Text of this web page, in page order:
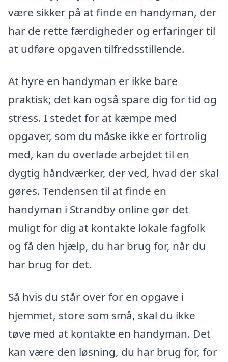
være sikker på at finde en handyman, der
har de rette færdigheder og erfaringer til
at udføre opgaven tilfredsstillende.
At hyre en handyman er ikke bare
praktisk; det kan også spare dig for tid og
stress. I stedet for at kæmpe med
opgaver, som du måske ikke er fortrolig
med, kan du overlade arbejdet til en
dygtig håndværker, der ved, hvad der skal
gøres. Tendensen til at finde en
handyman i Strandby online gør det
muligt for dig at kontakte lokale fagfolk
og få den hjælp, du har brug for, når du
har brug for det.
Så hvis du står over for en opgave i
hjemmet, store som små, skal du ikke
tøve med at kontakte en handyman. Det
kan være den løsning, du har brug for, for